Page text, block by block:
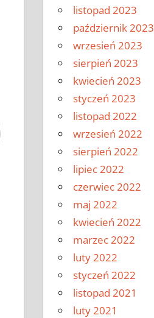
listopad 2023
październik 2023
wrzesień 2023
sierpień 2023
kwiecień 2023
styczeń 2023
listopad 2022
wrzesień 2022
sierpień 2022
lipiec 2022
czerwiec 2022
maj 2022
kwiecień 2022
marzec 2022
luty 2022
styczeń 2022
listopad 2021
luty 2021